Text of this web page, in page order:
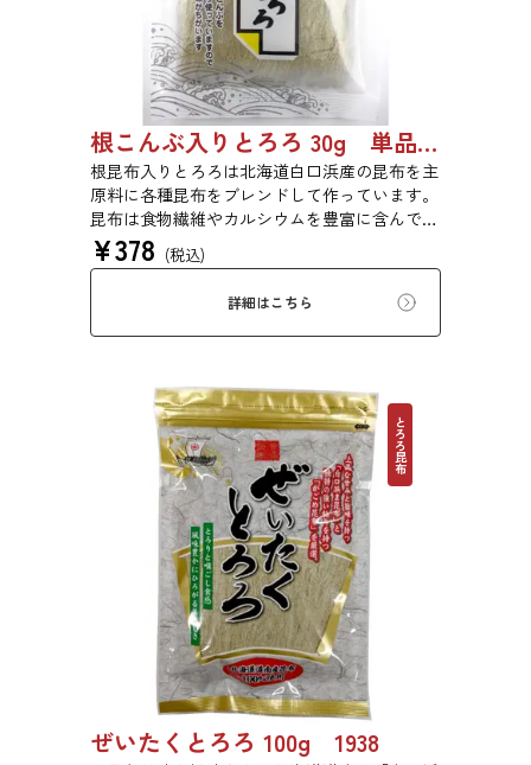
根こんぶ入りとろろ 30g 単品 5袋セット 20袋セット 1877
根昆布入りとろろは北海道白口浜産の昆布を主
原料に各種昆布をブレンドして作っています。
昆布は食物繊維やカルシウムを豊富に含んでい
ます。薄くふんわりと削っており、ご飯やお吸
い物、うどんに入れて美味しく召し上がれま
す。お口の中でとろーり、つるっと広がる根昆
布入りとろろを是非ご賞味ください。
¥378 (税込)
詳細はこちら
とろろ昆布
ぜいたくとろろ 100g 1938